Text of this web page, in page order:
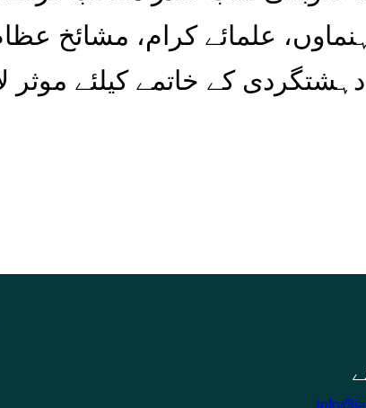
علمائے کرام، مشائخ
دہشتگردی کے خاتمے کیلئے موثر